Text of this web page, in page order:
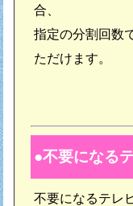
合、
指定の分割回数
ただけます。
不要になる
不要になるテレ